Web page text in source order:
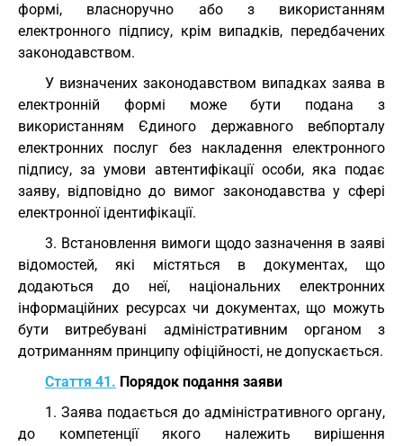
формі, власноручно або з використанням
електронного підпису, крім випадків, передбачених
законодавством.
У визначених законодавством випадках заява в
електронній формі може бути подана з
використанням Єдиного державного вебпорталу
електронних послуг без накладення електронного
підпису, за умови автентифікації особи, яка подає
заяву, відповідно до вимог законодавства у сфері
електронної ідентифікації.
3. Встановлення вимоги щодо зазначення в заяві
відомостей, які містяться в документах, що
додаються до неї, національних електронних
інформаційних ресурсах чи документах, що можуть
бути витребувані адміністративним органом з
дотриманням принципу офіційності, не допускається.
Стаття 41. Порядок подання заяви
1. Заява подається до адміністративного органу,
до компетенції якого належить вирішення